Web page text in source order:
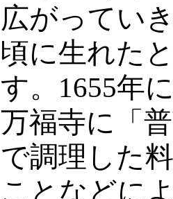
広がってい
頃に生れた
す。 1655年
万福寺に「
で調理した
ことなどに